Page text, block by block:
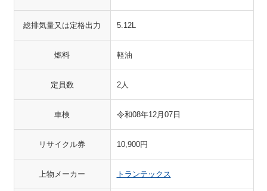
総排気量又は定格出力 5.12L
燃料 軽油
定員数 2人
車検 令和08年12月07日
リサイクル券 10,900円
上物メーカー トランテックス